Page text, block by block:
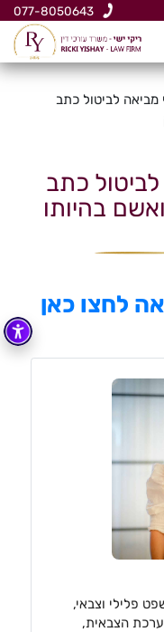
077-8050643
מביאה לביטול כתב
לביטול כתב
בהיותו
לחצו כאן
פלילי וצבאי,
הצבאית,